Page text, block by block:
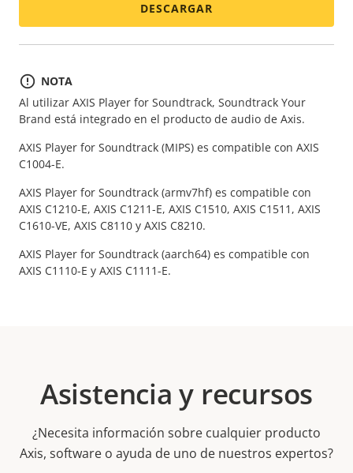
DESCARGAR
NOTA
Al utilizar AXIS Player for Soundtrack, Soundtrack Your
Brand está integrado en el producto de audio de Axis.
AXIS Player for Soundtrack (MIPS) es compatible con AXIS
C1004-E.
AXIS Player for Soundtrack (armv7hf) es compatible con
AXIS C1210-E, AXIS C1211-E, AXIS C1510, AXIS C1511, AXIS
C1610-VE, AXIS C8110 y AXIS C8210.
AXIS Player for Soundtrack (aarch64) es compatible con
AXIS C1110-E y AXIS C1111-E.
Asistencia y recursos
¿Necesita información sobre cualquier producto
Axis, software o ayuda de uno de nuestros expertos?